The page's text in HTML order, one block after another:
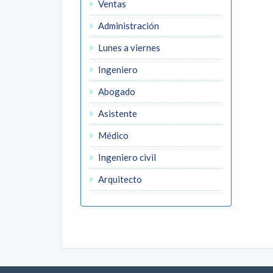
Ventas
Administración
Lunes a viernes
Ingeniero
Abogado
Asistente
Médico
Ingeniero civil
Arquitecto